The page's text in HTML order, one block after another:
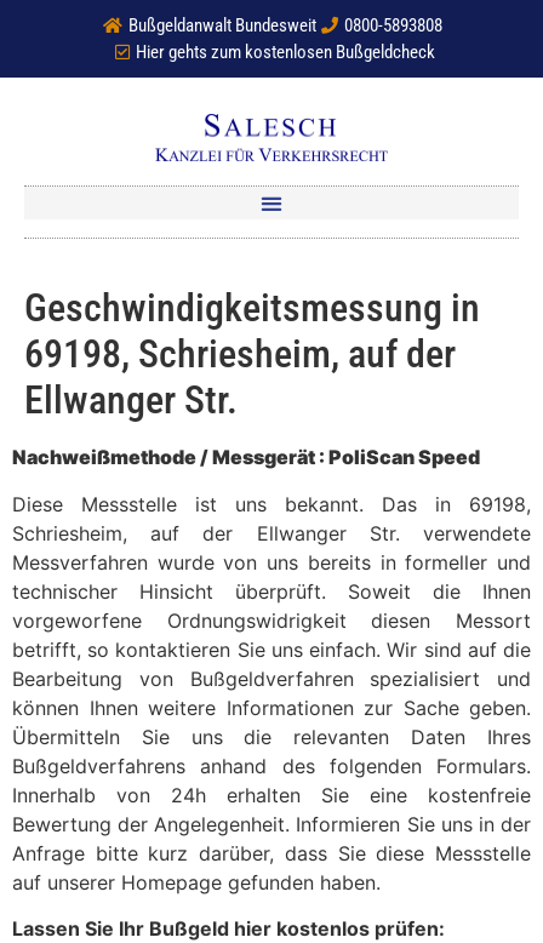
Bußgeldanwalt Bundesweit
0800-5893808
Hier gehts zum kostenlosen Bußgeldcheck
Geschwindigkeitsmessung in
69198, Schriesheim, auf der
Ellwanger Str.
Nachweißmethode / Messgerät : PoliScan Speed
Diese Messstelle ist uns bekannt. Das in 69198,
Schriesheim, auf der Ellwanger Str. verwendete
Messverfahren wurde von uns bereits in formeller und
technischer Hinsicht überprüft. Soweit die Ihnen
vorgeworfene Ordnungswidrigkeit diesen Messort
betrifft, so kontaktieren Sie uns einfach. Wir sind auf die
Bearbeitung von Bußgeldverfahren spezialisiert und
können Ihnen weitere Informationen zur Sache geben.
Übermitteln Sie uns die relevanten Daten Ihres
Bußgeldverfahrens anhand des folgenden Formulars.
Innerhalb von 24h erhalten Sie eine kostenfreie
Bewertung der Angelegenheit. Informieren Sie uns in der
Anfrage bitte kurz darüber, dass Sie diese Messstelle
auf unserer Homepage gefunden haben.
Lassen Sie Ihr Bußgeld hier kostenlos prüfen: